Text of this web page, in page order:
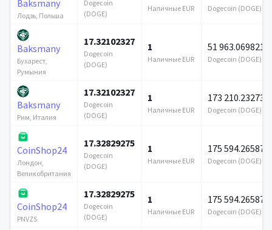
Baksmany
Лодзь, Польша
Dogecoin
(DOGE)
Наличные EUR Dogecoin (DOGE)
Baksmany
Бухарест,
Румыния
17.32102327
Dogecoin
(DOGE)
1
Наличные EUR
51 963.069821
Dogecoin (DOGE)
Baksmany
Рим, Италия
17.32102327
Dogecoin
(DOGE)
1
Наличные EUR
173 210.232738
Dogecoin (DOGE)
CoinShop24
Лондон,
Великобритания
17.32829275
Dogecoin
(DOGE)
1
Наличные EUR
175 594.265875
Dogecoin (DOGE)
CoinShop24
PNVZS
17.32829275
Dogecoin
(DOGE)
1
Наличные EUR
175 594.265875
Dogecoin (DOGE)